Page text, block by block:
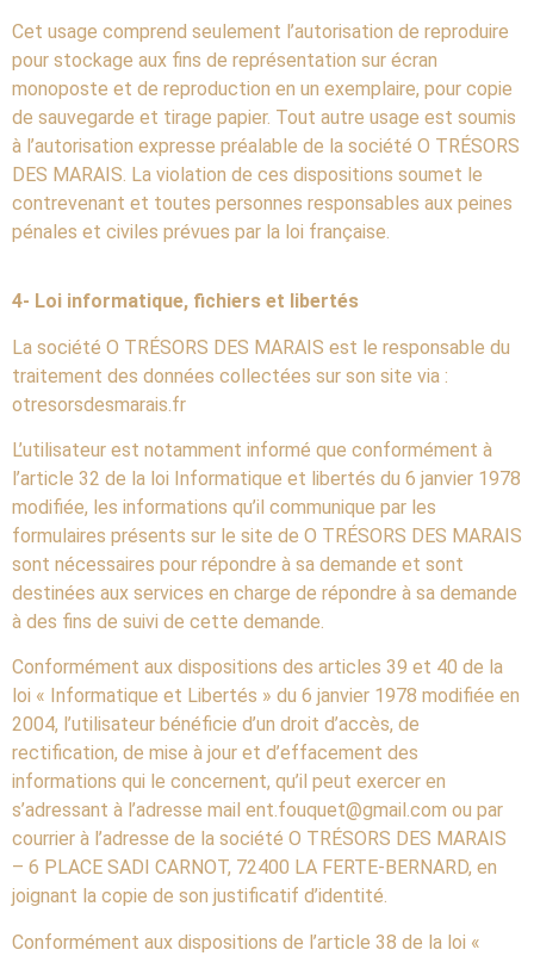
Cet usage comprend seulement l’autorisation de reproduire
pour stockage aux fins de représentation sur écran
monoposte et de reproduction en un exemplaire, pour copie
de sauvegarde et tirage papier. Tout autre usage est soumis
à l’autorisation expresse préalable de la société O TRÉSORS
DES MARAIS. La violation de ces dispositions soumet le
contrevenant et toutes personnes responsables aux peines
pénales et civiles prévues par la loi française.
4- Loi informatique, fichiers et libertés
La société O TRÉSORS DES MARAIS est le responsable du
traitement des données collectées sur son site via :
otresorsdesmarais.fr
L’utilisateur est notamment informé que conformément à
l’article 32 de la loi Informatique et libertés du 6 janvier 1978
modifiée, les informations qu’il communique par les
formulaires présents sur le site de O TRÉSORS DES MARAIS
sont nécessaires pour répondre à sa demande et sont
destinées aux services en charge de répondre à sa demande
à des fins de suivi de cette demande.
Conformément aux dispositions des articles 39 et 40 de la
loi « Informatique et Libertés » du 6 janvier 1978 modifiée en
2004, l’utilisateur bénéficie d’un droit d’accès, de
rectification, de mise à jour et d’effacement des
informations qui le concernent, qu’il peut exercer en
s’adressant à l’adresse mail ent.fouquet@gmail.com ou par
courrier à l’adresse de la société O TRÉSORS DES MARAIS
– 6 PLACE SADI CARNOT, 72400 LA FERTE-BERNARD, en
joignant la copie de son justificatif d’identité.
Conformément aux dispositions de l’article 38 de la loi «